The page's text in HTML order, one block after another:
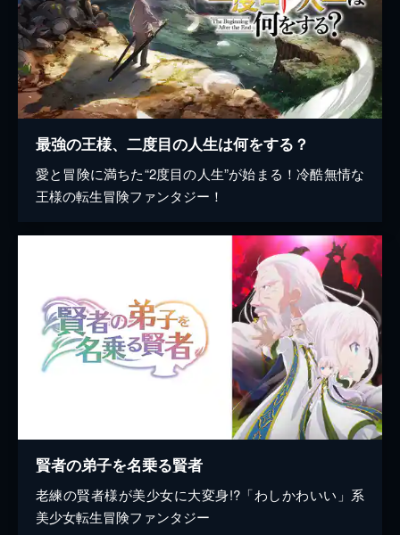
最強の王様、二度目の人生は何をする？
愛と冒険に満ちた“2度目の人生”が始まる！冷酷無情な
王様の転生冒険ファンタジー！
賢者の弟子を名乗る賢者
老練の賢者様が美少女に大変身!?「わしかわいい」系
美少女転生冒険ファンタジー